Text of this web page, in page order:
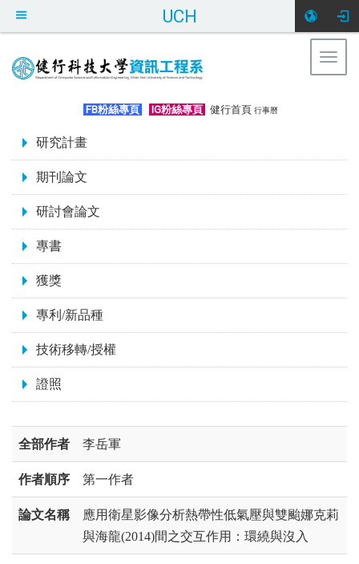
UCH
FB粉絲專頁 IG粉絲專頁 健行首頁 行事曆
研究計畫
期刊論文
研討會論文
專書
獲獎
專利/新品種
技術移轉/授權
證照
全部作者 李岳軍
作者順序 第一作者
論文名稱
應用衛星影像分析熱帶性低氣壓與雙颱娜克莉
與海龍(2014)間之交互作用：環繞與沒入